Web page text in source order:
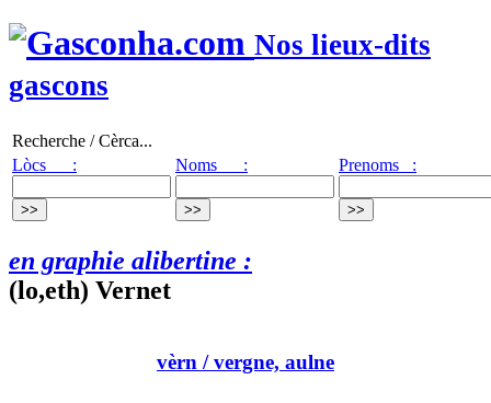
Nos lieux-dits
gascons
Recherche / Cèrca...
Lòcs :
Noms : Prenoms :
en graphie alibertine :
(lo,eth) Vernet
vèrn / vergne, aulne